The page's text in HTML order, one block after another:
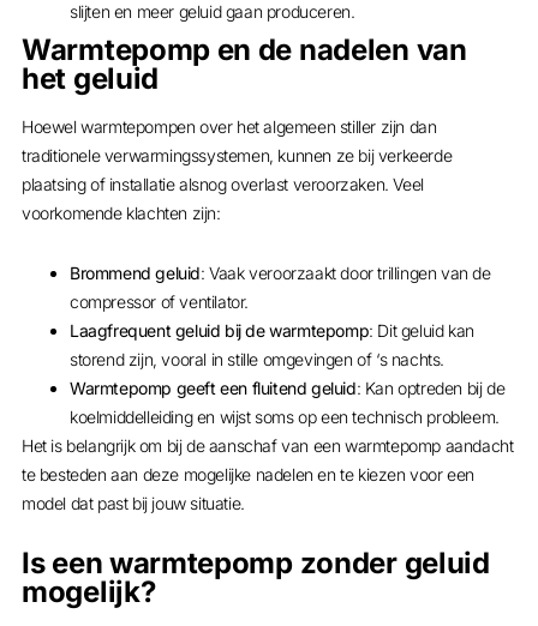
slijten en meer geluid gaan produceren.
Warmtepomp en de nadelen van
het geluid
Hoewel warmtepompen over het algemeen stiller zijn dan
traditionele verwarmingssystemen, kunnen ze bij verkeerde
plaatsing of installatie alsnog overlast veroorzaken. Veel
voorkomende klachten zijn:
Brommend geluid: Vaak veroorzaakt door trillingen van de
compressor of ventilator.
Laagfrequent geluid bij de warmtepomp: Dit geluid kan
storend zijn, vooral in stille omgevingen of ‘s nachts.
Warmtepomp geeft een fluitend geluid: Kan optreden bij de
koelmiddelleiding en wijst soms op een technisch probleem.
Het is belangrijk om bij de aanschaf van een warmtepomp aandacht
te besteden aan deze mogelijke nadelen en te kiezen voor een
model dat past bij jouw situatie.
Is een warmtepomp zonder geluid
mogelijk?